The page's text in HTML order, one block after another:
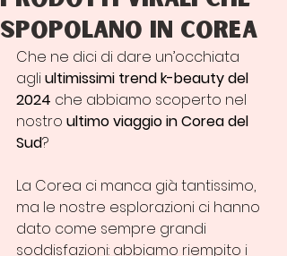
spopolano in Corea
Che ne dici di dare un’occhiata
agli ultimissimi trend k-beauty del
2024 che abbiamo scoperto nel
nostro ultimo viaggio in Corea del
Sud?
La Corea ci manca già tantissimo,
ma le nostre esplorazioni ci hanno
dato come sempre grandi
soddisfazioni: abbiamo riempito i